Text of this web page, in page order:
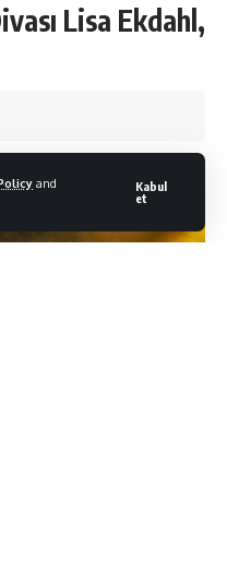
and
Kabul
et
Lisa Ekdahl,